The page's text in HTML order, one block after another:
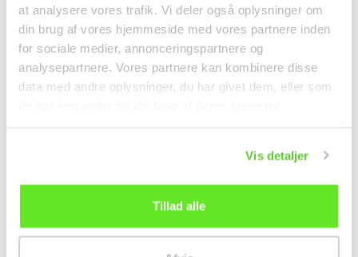
at analysere vores trafik. Vi deler også oplysninger om
din brug af vores hjemmeside med vores partnere inden
for sociale medier, annonceringspartnere og
analysepartnere. Vores partnere kan kombinere disse
data med andre oplysninger, du har givet dem, eller som
Vis detaljer
Tillad alle
Singha Øl 5% 330ml
Ingefær Bonbon 56g
Sina